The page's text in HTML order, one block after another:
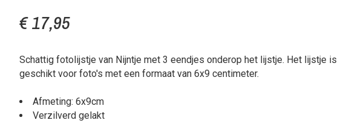
€ 17,95
Schattig fotolijstje van Nijntje met 3 eendjes onderop het lijstje. Het lijstje is
geschikt voor foto's met een formaat van 6x9 centimeter.
Afmeting: 6x9cm
Verzilverd gelakt